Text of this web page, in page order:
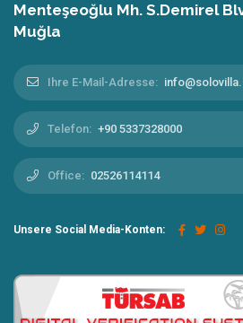
Menteşeoğlu Mh. S.Demirel
Muğla
Ihre E-Mail-Adresse:
Telefon: +90 5337328000
Office: 02526114114
Unsere Social Media-Konten: